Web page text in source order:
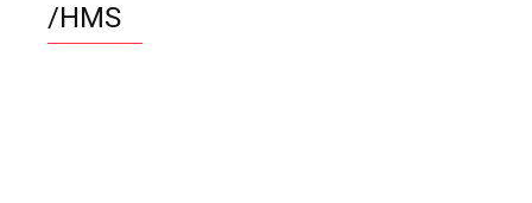
/HMS